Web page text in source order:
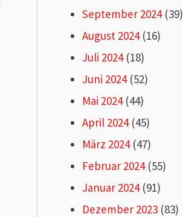
September 2024(39)
August 2024(16)
Juli 2024(18)
Juni 2024(52)
Mai 2024(44)
April 2024(45)
März 2024(47)
Februar 2024(55)
Januar 2024(91)
Dezember 2023(83)